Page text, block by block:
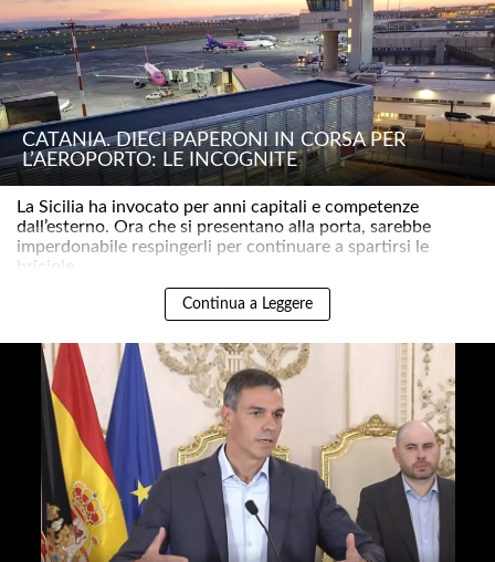
CATANIA. DIECI PAPERONI IN CORSA PER
L’AEROPORTO: LE INCOGNITE
La Sicilia ha invocato per anni capitali e competenze
dall’esterno. Ora che si presentano alla porta, sarebbe
imperdonabile respingerli per continuare a spartirsi le
briciole..
Continua a Leggere